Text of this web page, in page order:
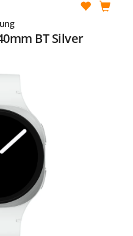
BT Silver